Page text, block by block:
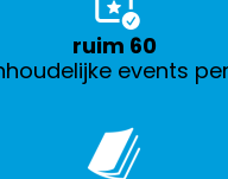
events
ruim 60